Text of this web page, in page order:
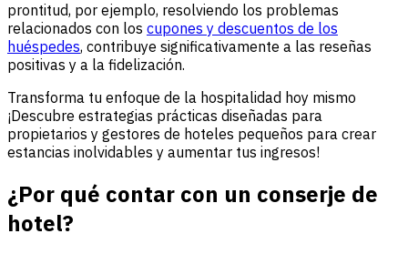
prontitud, por ejemplo, resolviendo los problemas
relacionados con los cupones y descuentos de los
huéspedes, contribuye significativamente a las reseñas
positivas y a la fidelización.
Transforma tu enfoque de la hospitalidad hoy mismo
¡Descubre estrategias prácticas diseñadas para
propietarios y gestores de hoteles pequeños para crear
estancias inolvidables y aumentar tus ingresos!
¿Por qué contar con un conserje de
hotel?